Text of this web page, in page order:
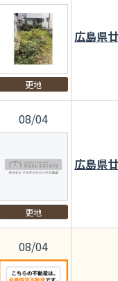
更地
広島県
08/04
更地
広島県
08/04